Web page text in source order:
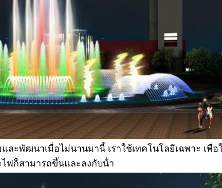
ละพัฒนาเมื่อไม่นานมานี้ เราใช้เทคโนโลยีเฉพาะ เพื่
ฟก็สามารถขึ้นและลงกับน้ํา